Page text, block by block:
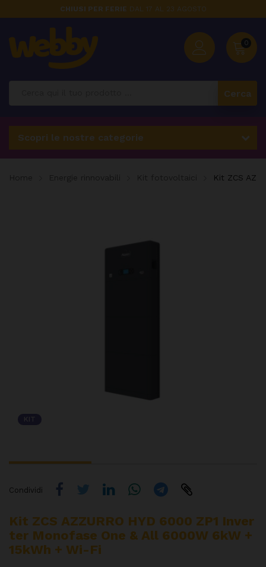
CHIUSI PER FERIE DAL 17 AL 23 AGOSTO
0
Cerca
Scopri le nostre categorie
Kit ZCS
KIT
Condividi
Kit ZCS AZZURRO HYD 6000 ZP1 Inver
Ter Monofase One & All 6000W 6kW +
15kWh + Wi-Fi